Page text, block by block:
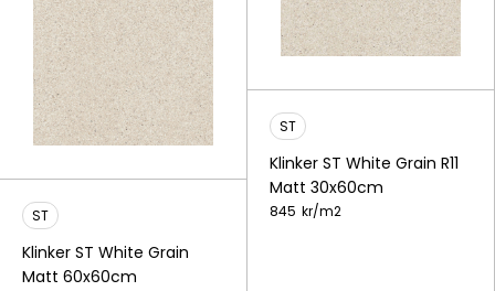
ST
Klinker ST White Grain
Matt 60x60cm
ST
Klinker ST White Grain R11
Matt 30x60cm
845 kr/m2